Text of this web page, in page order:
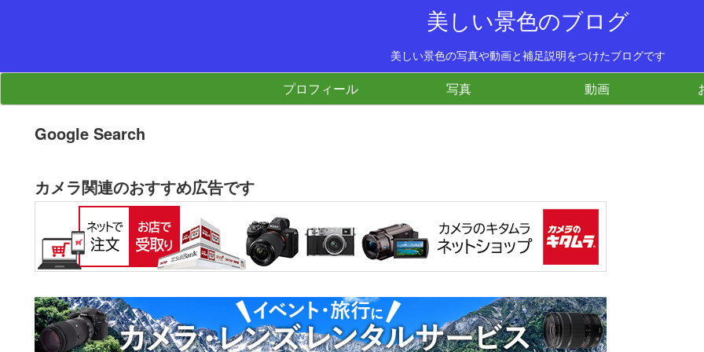
美しい景色のブログ
美しい景色の写真や動画と補足説明をつけたブログです
プロフィール 写真 動画
Google Search
カメラ関連のおすすめ広告です